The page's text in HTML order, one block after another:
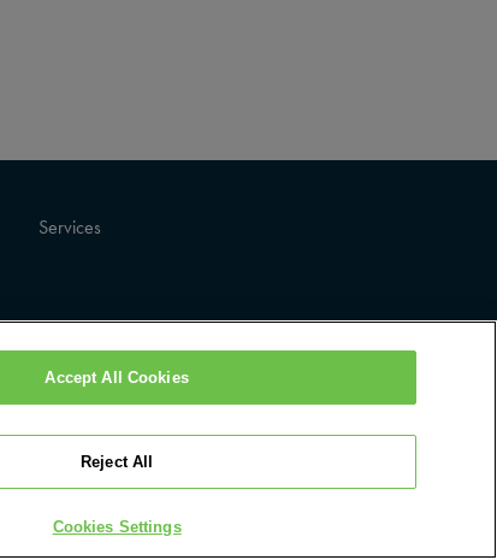
Services
Cookies Settings
Reject All
Accept All Cookies